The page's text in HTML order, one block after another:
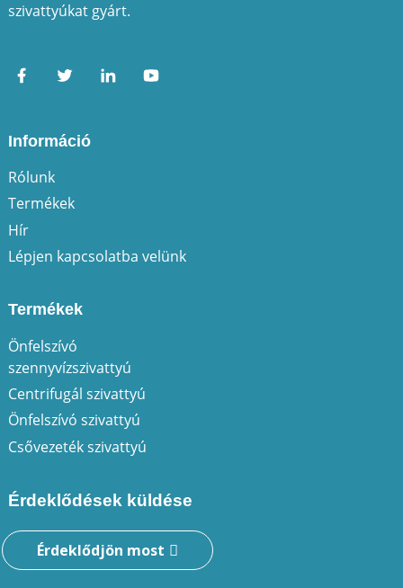
szivattyúkat gyárt.
Információ
Rólunk
Termékek
Hír
Lépjen kapcsolatba velünk
Termékek
Önfelszívó
szennyvízszivattyú
Centrifugál szivattyú
Önfelszívó szivattyú
Csővezeték szivattyú
Érdeklődések küldése
Érdeklődjön most